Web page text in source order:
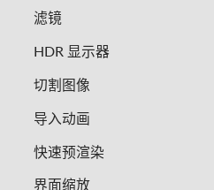
滤镜
HDR 显示器
切割图像
导入动画
快速预渲染
界面缩放